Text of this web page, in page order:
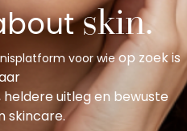
skin.
voor wieop zoek is
heldere uitlegen bewuste
skincare.